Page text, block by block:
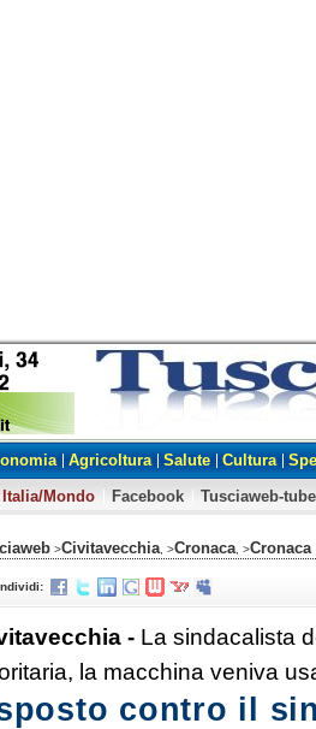
Agricoltura Salute Cultura
Italia/Mondo Facebook Tusciaweb-tube
>Civitavecchia , >Cronaca , >Cronaca
- La sindacalista
la macchina veniva
contro il